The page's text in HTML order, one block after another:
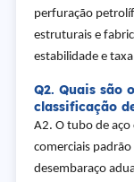
perfuração
estruturais e
estabilidade e
Q2. Quais são
classificação
A2. O tubo de
comerciais
desembaraço